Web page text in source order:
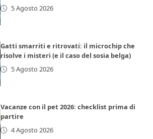
5 Agosto 2026
Gatti smarriti e ritrovati: il microchip che
risolve i misteri (e il caso del sosia belga)
5 Agosto 2026
Vacanze con il pet 2026: checklist prima di
partire
4 Agosto 2026